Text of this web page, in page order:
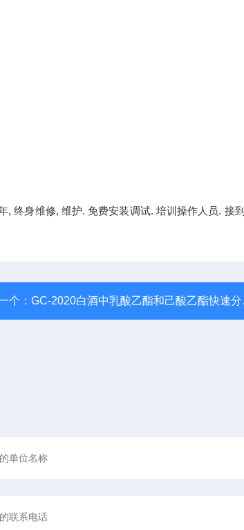
终身维修, 维护. 免费安装调试. 培训操作人员. 接
个：GC-2020白酒中乳酸乙酯和己酸乙酯快速分析仪